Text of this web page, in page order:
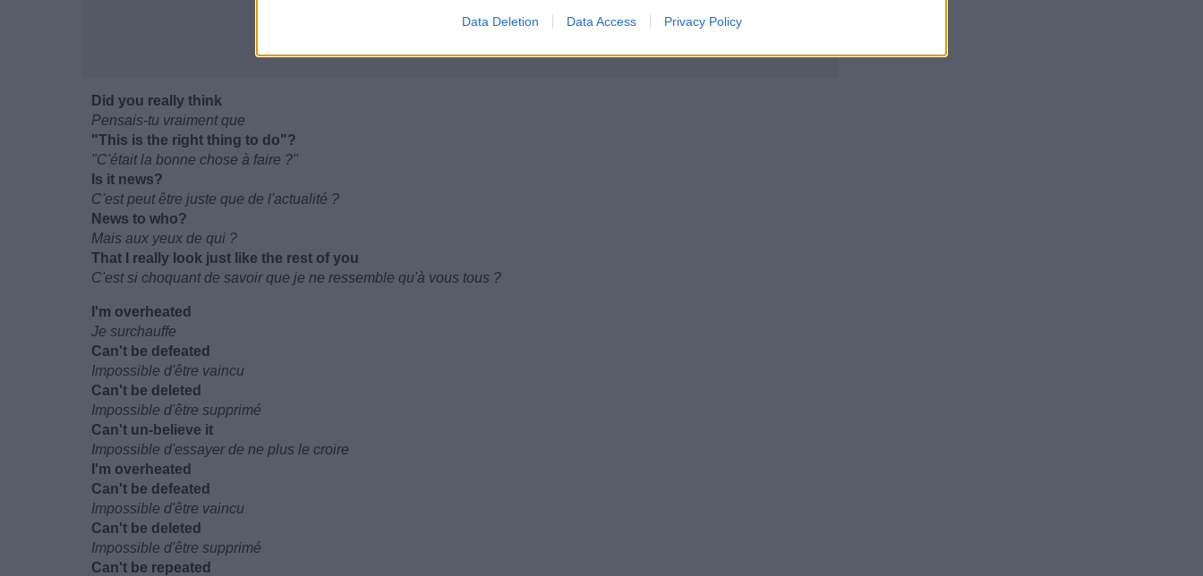
Data Deletion Data Access Privacy Policy
Did you really think
Pensais-tu vraiment que
"This is the right thing to do"?
"C'était la bonne chose à faire ?"
Is it news?
C'est peut être juste que de l'actualité ?
News to who?
Mais aux yeux de qui ?
That I really look just like the rest of you
C'est si choquant de savoir que je ne ressemble qu'à vous tous ?
I'm overheated
Je surchauffe
Can't be defeated
Impossible d'être vaincu
Can't be deleted
Impossible d'être supprimé
Can't un-believe it
Impossible d'essayer de ne plus le croire
I'm overheated
Can't be defeated
Impossible d'être vaincu
Can't be deleted
Impossible d'être supprimé
Can't be repeated